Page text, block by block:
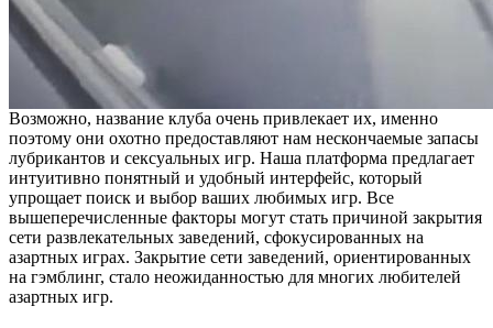
Возможно, название клуба очень привлекает их, именно
поэтому они охотно предоставляют нам нескончаемые запасы
лубрикантов и сексуальных игр. Наша платформа предлагает
интуитивно понятный и удобный интерфейс, который
упрощает поиск и выбор ваших любимых игр. Все
вышеперечисленные факторы могут стать причиной закрытия
сети развлекательных заведений, сфокусированных на
азартных играх. Закрытие сети заведений, ориентированных
на гэмблинг, стало неожиданностью для многих любителей
азартных игр.